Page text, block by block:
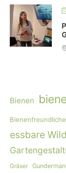
Bienen
essbare
Gräser